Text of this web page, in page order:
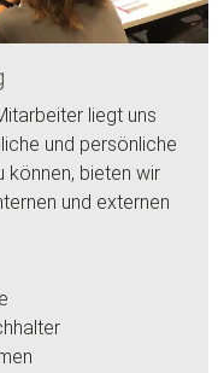
liegt uns
und persönliche
können, bieten wir
und externen